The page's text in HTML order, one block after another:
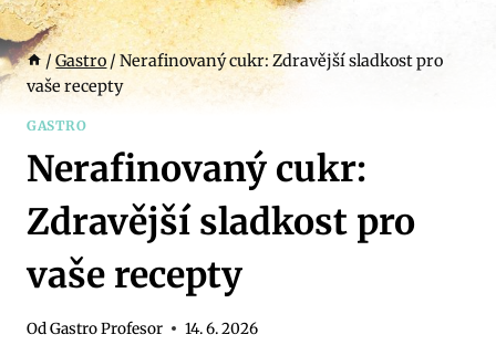
/Gastro /Nerafinovaný cukr: Zdravější sladkost pro
vaše recepty
GASTRO
Nerafinovaný cukr:
Zdravější sladkost pro
vaše recepty
OdGastro Profesor 14. 6. 2026